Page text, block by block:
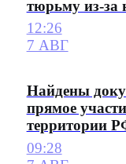
тюрьму из-за
12:26
7 АВГ
Найдены
прямое
территории
09:28